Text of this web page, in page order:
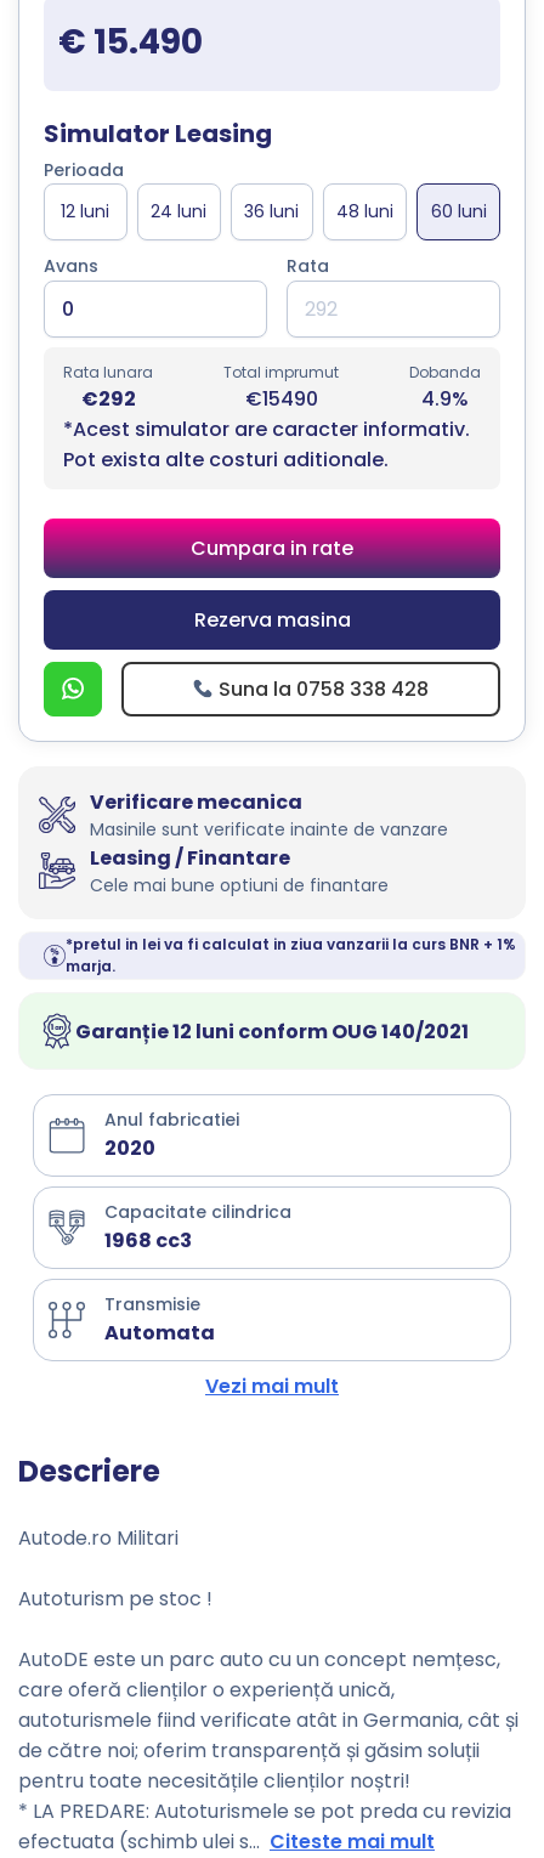
€ 15.490
Simulator Leasing
Perioada
Avans Rata
Rata lunara
€292
Total imprumut
€15490
Dobanda
4.9%
*Acest simulator are caracter informativ.
Pot exista alte costuri aditionale.
Cumpara in rate
Rezerva masina
Suna la 0758 338 428
Verificare mecanica
Masinile sunt verificate inainte de vanzare
Leasing / Finantare
Cele mai bune optiuni de finantare
*pretul in lei va fi calculat in ziua vanzarii la curs BNR + 1%
marja.
Garanție 12 luni conform OUG 140/2021
Anul fabricatiei
2020
Capacitate cilindrica
1968 cc3
Transmisie
Automata
Vezi mai mult
Descriere
Autode.ro Militari
Autoturism pe stoc !
AutoDE este un parc auto cu un concept nemțesc,
care oferă clienților o experiență unică,
autoturismele fiind verificate atât in Germania, cât și
de către noi; oferim transparență și găsim soluții
pentru toate necesitățile clienților noștri!
* LA PREDARE: Autoturismele se pot preda cu revizia
efectuata (schimb ulei s... Citeste mai mult